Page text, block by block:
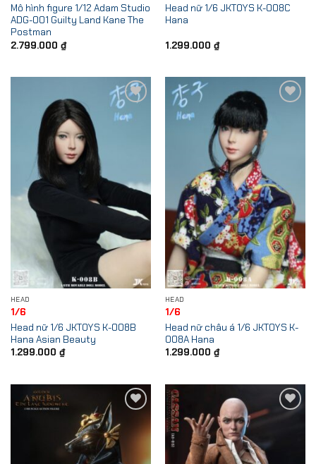
Mô hình figure 1/12 Adam Studio
ADG-001 Guilty Land Kane The
Postman
2.799.000 ₫
Head nữ 1/6 JKTOYS K-008C
Hana
1.299.000 ₫
Add to
Wishlist
HEAD
1/6
Head nữ 1/6 JKTOYS K-008B
Hana Asian Beauty
1.299.000 ₫
HEAD
1/6
Head nữ châu á 1/6 JKTOYS K-
008A Hana
1.299.000 ₫
Wishlist